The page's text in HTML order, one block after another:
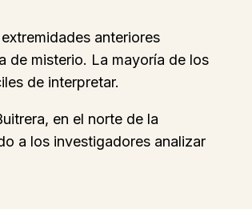
anteriores
de misterio. La mayoría de los
de interpretar.
en el norte de la
a los investigadores analizar